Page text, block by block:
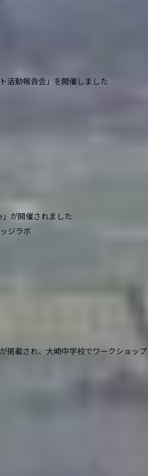
活動報告会」を開催しました
が開催されました
ジラボ
掲載され、大崎中学校でワークショップ